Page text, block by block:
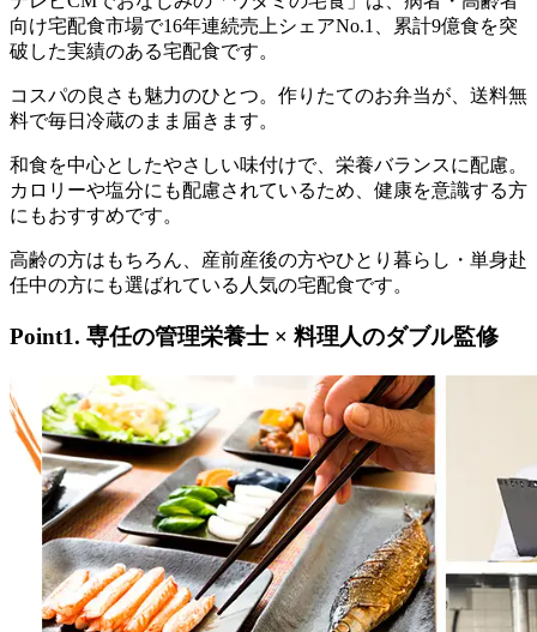
向け宅配食市場で16年連続売上シェアNo.1、累計9億食を突
破した実績のある宅配食です。
コスパの良さも魅力のひとつ。作りたてのお弁当が、送料無
料で毎日冷蔵のまま届きます。
和食を中心としたやさしい味付けで、栄養バランスに配慮。
カロリーや塩分にも配慮されているため、健康を意識する方
にもおすすめです。
高齢の方はもちろん、産前産後の方やひとり暮らし・単身赴
任中の方にも選ばれている人気の宅配食です。
Point1. 専任の管理栄養士 × 料理人のダブル監修